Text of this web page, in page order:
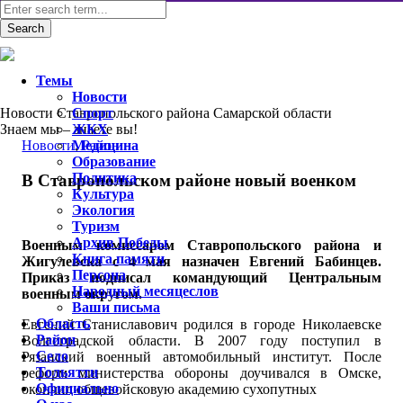
Новости Ставропольского района Самарской области
Знаем мы – знаете вы!
Новости,Район
В Ставропольском районе новый военком
Военным комиссаром Ставропольского района и
Жигулевска с 4 мая назначен Евгений Бабинцев.
Приказ подписал командующий Центральным
военным округом.
Евгений Станиславович родился в городе Николаевске
Волгоградской области. В 2007 году поступил в
Рязанский военный автомобильный институт. После
реформ министерства обороны доучивался в Омске,
окончил общевойсковую академию сухопутных
Темы
Новости
Спорт
ЖКХ
Медицина
Образование
Политика
Культура
Экология
Туризм
Архив Победы
Книга памяти
Персона
Народный месяцеслов
Ваши письма
Область
Район
Село
Тольятти
Официально